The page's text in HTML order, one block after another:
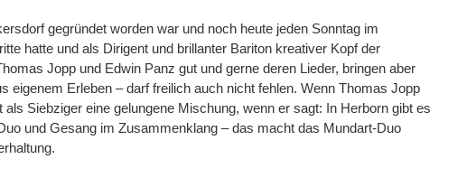
gegründet worden war und noch heute jeden Sonntag im
hatte und als Dirigent und brillanter Bariton kreativer Kopf der
Jopp und Edwin Panz gut und gerne deren Lieder, bringen aber
eigenem Erleben – darf freilich auch nicht fehlen. Wenn Thomas Jopp
als Siebziger eine gelungene Mischung, wenn er sagt: In Herborn gibt es
und Gesang im Zusammenklang – das macht das Mundart-Duo